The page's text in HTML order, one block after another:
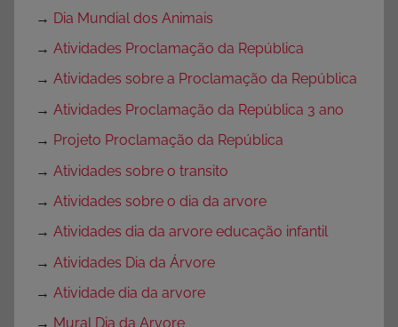
→ Dia Mundial dos Animais
→ Atividades Proclamação da República
→ Atividades sobre a Proclamação da República
→ Atividades Proclamação da República 3 ano
→ Projeto Proclamação da República
→ Atividades sobre o transito
→ Atividades sobre o dia da arvore
→ Atividades dia da arvore educação infantil
→ Atividades Dia da Árvore
→ Atividade dia da arvore
→ Mural Dia da Arvore